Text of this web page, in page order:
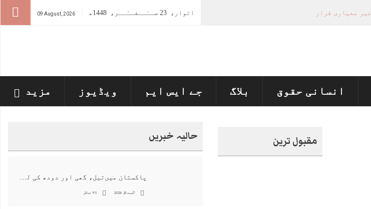
09 August, 2026 اتوار، 23 صــَــفــَــر، 1448ھ
انسانی حقوق بلاگ جے ایس ایم ویڈیوز مزید
مقبول ترین حالیہ خبریں
پاکستان میں‌تیل، گھی اور دودھ کی لیبارٹری رپورٹ پیش ، 176 نمونے غیر معیاری قرار
اگست 8, 2026 95 مناظر